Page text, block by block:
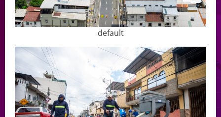
default